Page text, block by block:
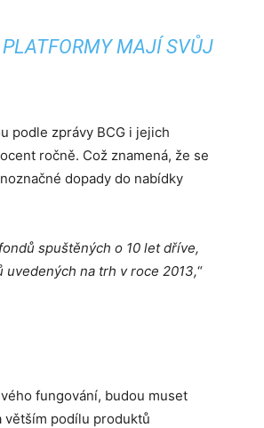
MAJÍ SVŮJ
podle zprávy BCG i jejich
ročně. Což znamená, že se
dopady do nabídky
spuštěných o 10 let dříve,
na trh v roce 2013,“
fungování, budou muset
větším podílu produktů